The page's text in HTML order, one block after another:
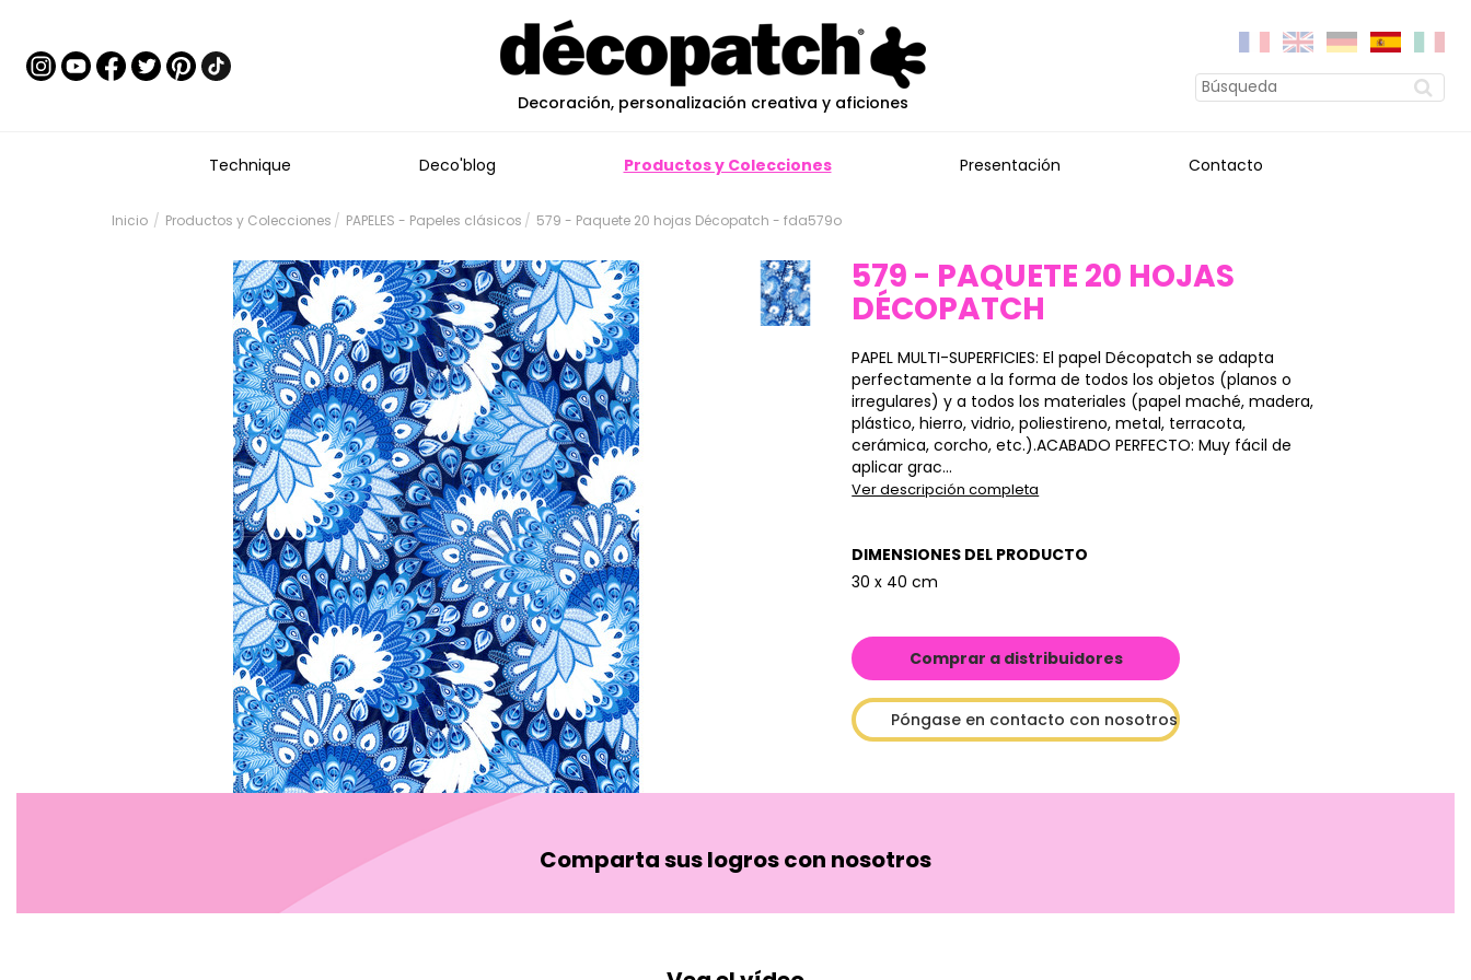
Decoración, personalización creativa y aficiones
Technique Deco'blog Productos y Colecciones Presentación Contacto
Inicio Productos y Colecciones PAPELES - Papeles clásicos 579 - Paquete 20 hojas Décopatch - fda579o
579 - PAQUETE 20 HOJAS
DÉCOPATCH
PAPEL MULTI-SUPERFICIES: El papel Décopatch se adapta
perfectamente a la forma de todos los objetos (planos o
irregulares) y a todos los materiales (papel maché, madera,
plástico, hierro, vidrio, poliestireno, metal, terracota,
cerámica, corcho, etc.).ACABADO PERFECTO: Muy fácil de
aplicar grac...
Ver descripción completa
DIMENSIONES DEL PRODUCTO
30 x 40 cm
Comprar a distribuidores
Póngase en contacto con nosotros
Comparta sus logros con nosotros